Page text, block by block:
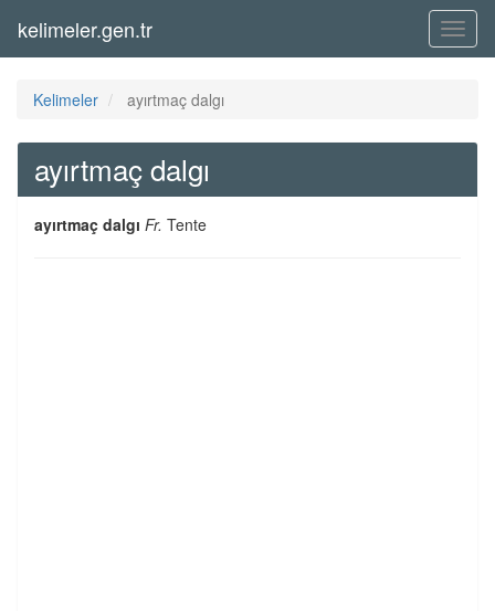
Menü
kelimeler.gen.tr
Kelimeler ayırtmaç dalgı
ayırtmaç dalgı
ayırtmaç dalgı Fr. Tente